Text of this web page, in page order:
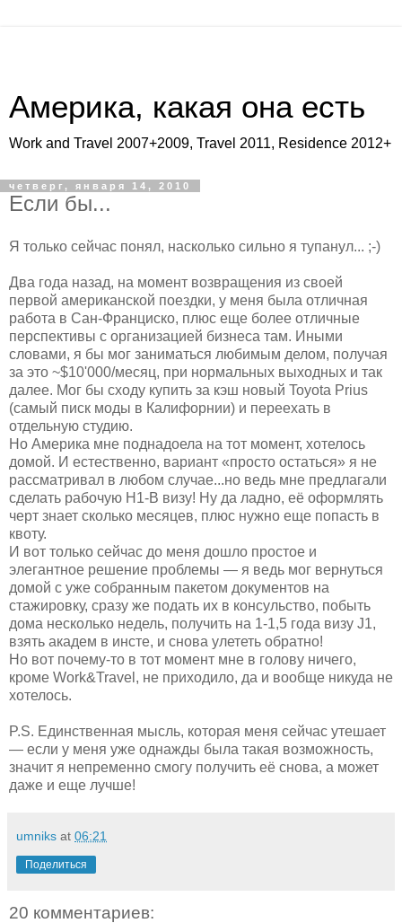
Америка, какая она есть
Work and Travel 2007+2009, Travel 2011, Residence 2012+
четверг, января 14, 2010
Если бы...
Я только сейчас понял, насколько сильно я тупанул... ;-)
Два года назад, на момент возвращения из своей
первой американской поездки, у меня была отличная
работа в Сан-Франциско, плюс еще более отличные
перспективы с организацией бизнеса там. Иными
словами, я бы мог заниматься любимым делом, получая
за это ~$10'000/месяц, при нормальных выходных и так
далее. Мог бы сходу купить за кэш новый Toyota Prius
(самый писк моды в Калифорнии) и переехать в
отдельную студию.
Но Америка мне поднадоела на тот момент, хотелось
домой. И естественно, вариант «просто остаться» я не
рассматривал в любом случае...но ведь мне предлагали
сделать рабочую H1-B визу! Ну да ладно, её оформлять
черт знает сколько месяцев, плюс нужно еще попасть в
квоту.
И вот только сейчас до меня дошло простое и
элегантное решение проблемы — я ведь мог вернуться
домой с уже собранным пакетом документов на
стажировку, сразу же подать их в консульство, побыть
дома несколько недель, получить на 1-1,5 года визу J1,
взять академ в инсте, и снова улететь обратно!
Но вот почему-то в тот момент мне в голову ничего,
кроме Work&Travel, не приходило, да и вообще никуда не
хотелось.
P.S. Единственная мысль, которая меня сейчас утешает
— если у меня уже однажды была такая возможность,
значит я непременно смогу получить её снова, а может
даже и еще лучше!
umniks at 06:21
Поделиться
20 комментариев: